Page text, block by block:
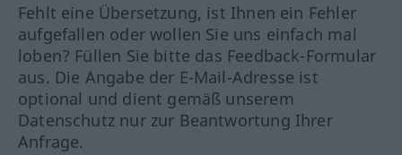
Fehlt eine Übersetzung, ist Ihnen ein Fehler
aufgefallen oder wollen Sie uns einfach mal
loben? Füllen Sie bitte das Feedback-Formular
aus. Die Angabe der E-Mail-Adresse ist
optional und dient gemäß unserem
Datenschutz nur zur Beantwortung Ihrer
Anfrage.